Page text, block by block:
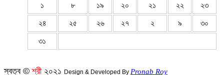
১ ৮ ১৯ ২০ ২১ ২২ ২৩
২৪ ২৫ ২৬ ২৭ ২ ৯ ৩০
৩১
স্বত্ব ©শ্রী ২০২১ Design & Developed By Pronab Roy